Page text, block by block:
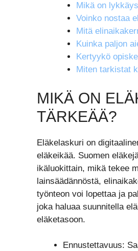
Mikä on
Voinko nostaa
Mitä
Kuinka paljon
Kertyykö
Miten tarkistat
MIKÄ ON
TÄRKEÄÄ?
Eläkelaskuri on
eläkeikää. Suomen
ikäluokittain, mikä tekee
lainsäädännöstä,
työnteon voi lopettaa ja
joka haluaa suunnitella
eläketasoon.
Ennustettavuus: